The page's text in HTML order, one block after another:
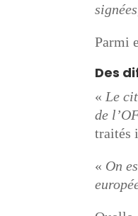
Parmi
Des
« Le
de
traités
« On